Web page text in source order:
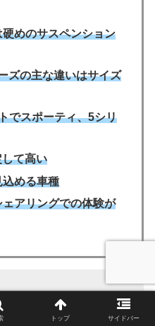
めのサスペンション
ズの主な違いはサイズ
でスポーティ、5シリ
て高い
める車種
アリングでの体験が
トップ サイドバー